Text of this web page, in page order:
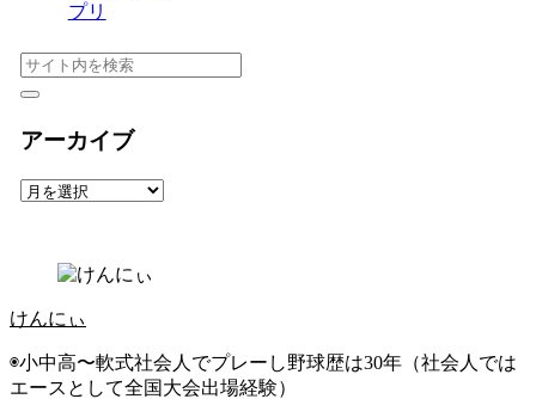
プリ
アーカイブ
ア
けんにぃ
◉小中高〜軟式社会人でプレーし野球歴は30年（社会人では
エースとして全国大会出場経験）